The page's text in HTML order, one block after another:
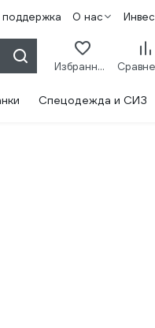
О нас
Избранное
Спецодежда и СИЗ